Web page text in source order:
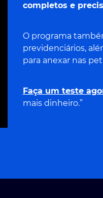
completos e
O programa
previdenciários,
para anexar nas
Faça um teste
mais dinheiro.”